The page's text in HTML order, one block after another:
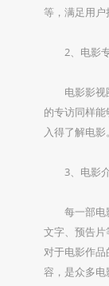
等，满足用户
2、电影
电影影
的专访同样
入得了解电影。
3、电影
每一部电
文字、预告
对于电影作
容，是众多电